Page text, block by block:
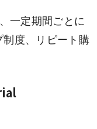
一定期間ごとに
度、リピート購